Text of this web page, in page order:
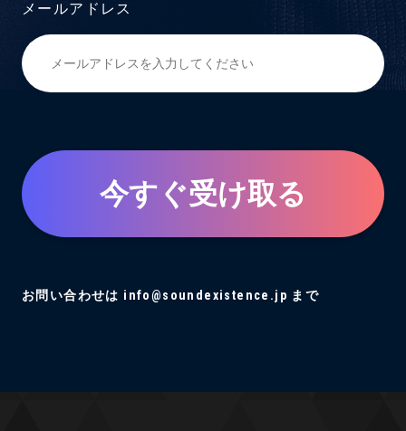
メールアドレス
今すぐ受け取る
お問い合わせは info@soundexistence.jp まで